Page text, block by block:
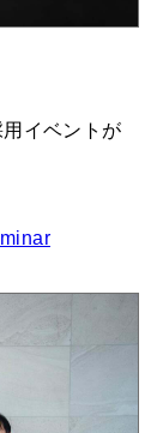
イベントが